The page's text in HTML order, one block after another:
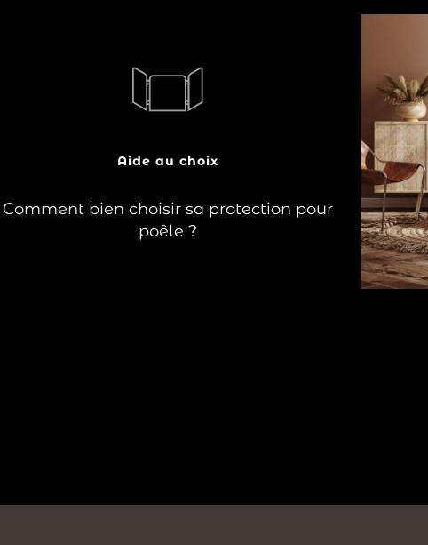
Aide au choix
Comment bien choisir sa protection pour
poêle ?
Idéales pour la sécurité de vos jeunes
enfants, les protections pour poêles se